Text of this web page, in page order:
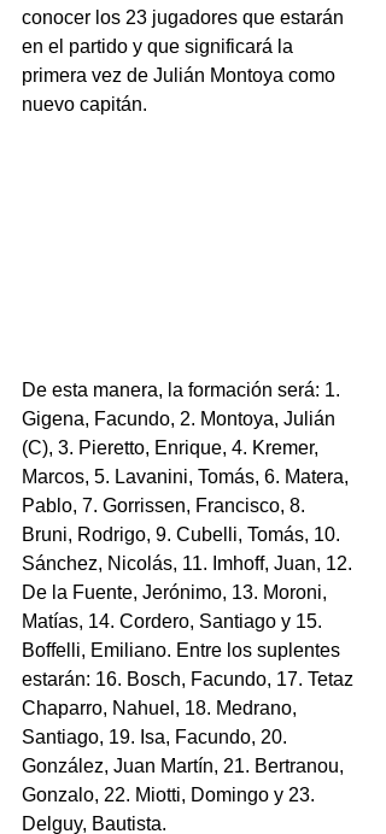
conocer los 23 jugadores que estarán
en el partido y que significará la
primera vez de Julián Montoya como
nuevo capitán.
De esta manera, la formación será: 1.
Gigena, Facundo, 2. Montoya, Julián
(C), 3. Pieretto, Enrique, 4. Kremer,
Marcos, 5. Lavanini, Tomás, 6. Matera,
Pablo, 7. Gorrissen, Francisco, 8.
Bruni, Rodrigo, 9. Cubelli, Tomás, 10.
Sánchez, Nicolás, 11. Imhoff, Juan, 12.
De la Fuente, Jerónimo, 13. Moroni,
Matías, 14. Cordero, Santiago y 15.
Boffelli, Emiliano. Entre los suplentes
estarán: 16. Bosch, Facundo, 17. Tetaz
Chaparro, Nahuel, 18. Medrano,
Santiago, 19. Isa, Facundo, 20.
González, Juan Martín, 21. Bertranou,
Gonzalo, 22. Miotti, Domingo y 23.
Delguy, Bautista.